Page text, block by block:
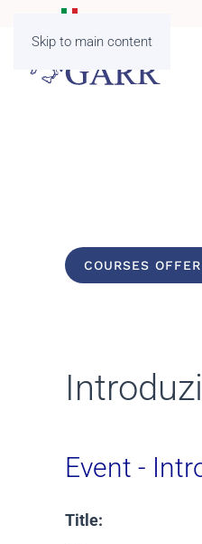
Skip to main content
COURSES
Event -
Title: